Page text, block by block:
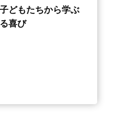
どもたちから学ぶ
喜び